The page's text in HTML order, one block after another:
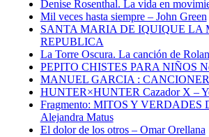
Denise Rosenthal. La vida en
Mil veces hasta siempre – John Green
SANTA MARIA DE IQUIQUE LA
REPUBLICA
La Torre Oscura. La canción de
PEPITO CHISTES PARA NIÑOS
MANUEL GARCIA :
HUNTER×HUNTER Cazador X –
Fragmento: MITOS Y VERDADES
Alejandra Matus
El dolor de los otros – Omar Orellana